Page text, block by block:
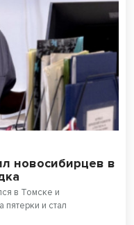
новосибирцев в
в Томске и
и стал